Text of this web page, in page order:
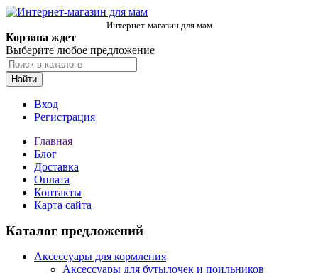
Интернет-магазин для мам
Корзина ждет
Выберите любое предложение
Найти
Вход
Регистрация
Главная
Блог
Доставка
Оплата
Контакты
Карта сайта
Каталог предложений
Аксессуары для кормления
Аксессуары для бутылочек и поильников